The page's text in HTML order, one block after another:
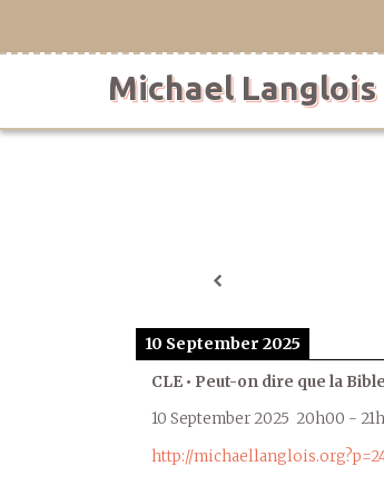
Michael Langlois
10 September 2025
CLE • Peut-on dire que la
10 September 2025 20h00 -
http://